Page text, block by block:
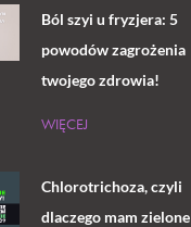
Ból szyi u fryzjera: 5
powodów zagrożenia
twojego zdrowia!
WIĘCEJ
Chlorotrichoza, czyli
dlaczego mam zielone